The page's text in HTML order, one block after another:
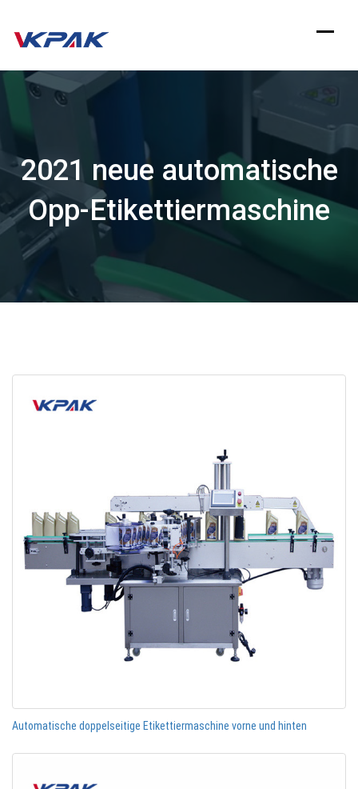
2021 neue automatische
Opp-Etikettiermaschine
Automatische doppelseitige Etikettiermaschine vorne und hinten